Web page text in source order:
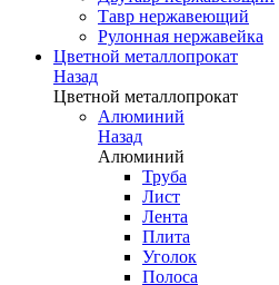
Тавр нержавеющий
Рулонная нержавейка
Цветной металлопрокат
Назад
Цветной металлопрокат
Алюминий
Назад
Алюминий
Труба
Лист
Лента
Плита
Уголок
Полоса